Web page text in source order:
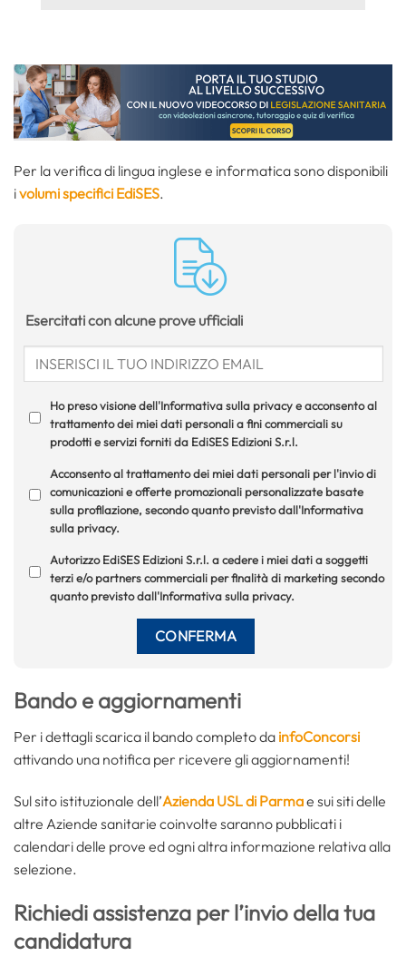
Per la verifica di lingua inglese e informatica sono disponibili
ivolumi specifici EdiSES.
Esercitati con alcune prove ufficiali
Ho preso visione dell'Informativa sulla privacy e acconsento al
trattamento dei miei dati personali a fini commerciali su
prodotti e servizi forniti da EdiSES Edizioni S.r.l.
Acconsento al trattamento dei miei dati personali per l'invio di
comunicazioni e offerte promozionali personalizzate basate
sulla profilazione, secondo quanto previsto dall'Informativa
sulla privacy.
Autorizzo EdiSES Edizioni S.r.l. a cedere i miei dati a soggetti
terzi e/o partners commerciali per finalità di marketing secondo
quanto previsto dall'Informativa sulla privacy.
Bando e aggiornamenti
Per i dettagli scarica il bando completo da infoConcorsi
attivando una notifica per ricevere gli aggiornamenti!
Sul sito istituzionale dell’Azienda USL di Parmae sui siti delle
altre Aziende sanitarie coinvolte saranno pubblicati i
calendari delle prove ed ogni altra informazione relativa alla
selezione.
Richiedi assistenza per l’invio della tua
candidatura